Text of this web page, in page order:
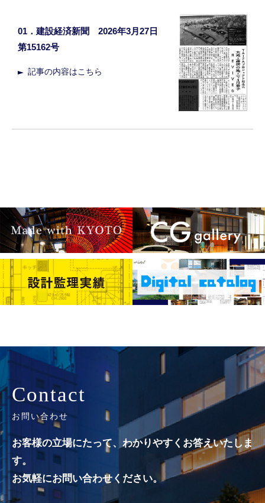
01．建設経済新聞 2026年3月27日
第15162号
記事の内容はこちら
Contact
お問い合わせ
お客様の立場にたって、わかりやすくお答えいたしま
す。
お気軽にお問い合わせください。